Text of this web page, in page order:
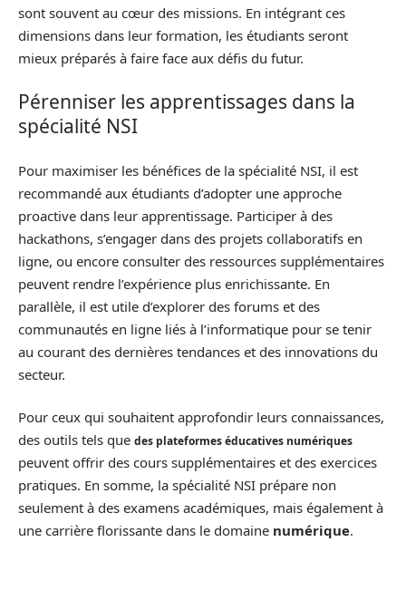
sont souvent au cœur des missions. En intégrant ces
dimensions dans leur formation, les étudiants seront
mieux préparés à faire face aux défis du futur.
Pérenniser les apprentissages dans la
spécialité NSI
Pour maximiser les bénéfices de la spécialité NSI, il est
recommandé aux étudiants d’adopter une approche
proactive dans leur apprentissage. Participer à des
hackathons, s’engager dans des projets collaboratifs en
ligne, ou encore consulter des ressources supplémentaires
peuvent rendre l’expérience plus enrichissante. En
parallèle, il est utile d’explorer des forums et des
communautés en ligne liés à l’informatique pour se tenir
au courant des dernières tendances et des innovations du
secteur.
Pour ceux qui souhaitent approfondir leurs connaissances,
des outils tels que des plateformes éducatives numériques
peuvent offrir des cours supplémentaires et des exercices
pratiques. En somme, la spécialité NSI prépare non
seulement à des examens académiques, mais également à
une carrière florissante dans le domaine numérique.